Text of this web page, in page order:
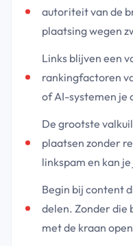
autoriteit van de
plaatsing wegen
Links blijven een
rankingfactoren
of AI-systemen je
De grootste
plaatsen zonder
linkspam en kan
Begin bij content
delen. Zonder die
met de kraan